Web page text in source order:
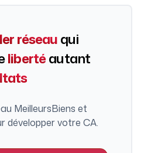
réseauqui
libertéautant
MeilleursBiens et
développer votre CA.